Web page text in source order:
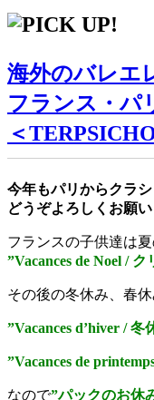
海外のバレエ
フランス・パ
＜
今年もパリからクラ
どうぞよろしくお願い
フランスの子供達は
”Vacances de Noel /
その後の冬休み、春
”Vacances d’hiver / 冬
”Vacances de
なので”パックのお休